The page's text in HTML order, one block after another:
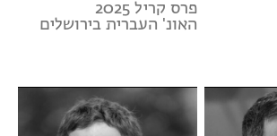
פרס קריל 2025
האונ' העברית בירושלים